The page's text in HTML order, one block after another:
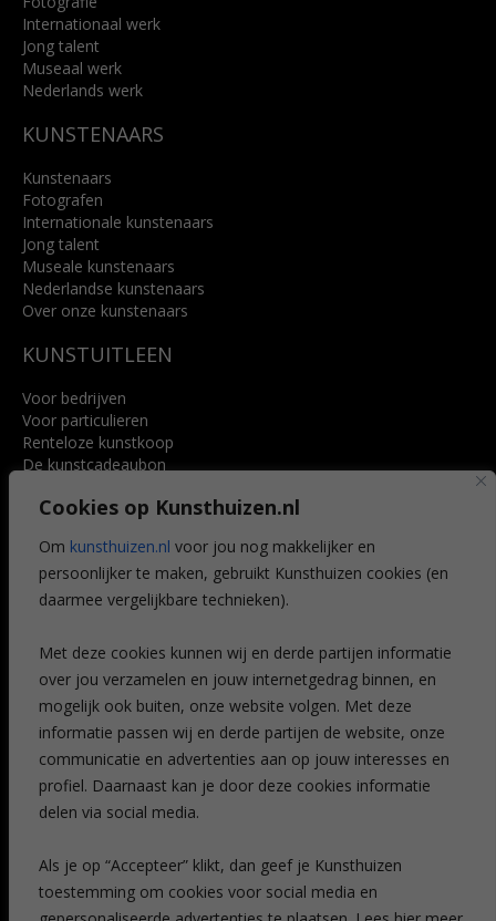
Cookies op Kunsthuizen.nl
Om kunsthuizen.nl voor jou nog makkelijker en
persoonlijker te maken, gebruikt Kunsthuizen cookies (en
daarmee vergelijkbare technieken).
Met deze cookies kunnen wij en derde partijen informatie
over jou verzamelen en jouw internetgedrag binnen, en
mogelijk ook buiten, onze website volgen. Met deze
informatie passen wij en derde partijen de website, onze
communicatie en advertenties aan op jouw interesses en
profiel. Daarnaast kan je door deze cookies informatie
delen via social media.
Als je op “Accepteer” klikt, dan geef je Kunsthuizen
toestemming om cookies voor social media en
Internationaal werk
Jong talent
Museaal werk
Nederlands werk
KUNSTENAARS
Kunstenaars
Fotografen
Internationale kunstenaars
Jong talent
Museale kunstenaars
Nederlandse kunstenaars
Over onze kunstenaars
KUNSTUITLEEN
Voor bedrijven
Voor particulieren
Renteloze kunstkoop
De kunstcadeaubon
Voordelen
Veelgestelde vragen
CONTACT
Leiden
Amsterdam
Breda
Favorieten
Mijn art alert
NIEUWSBRIEF